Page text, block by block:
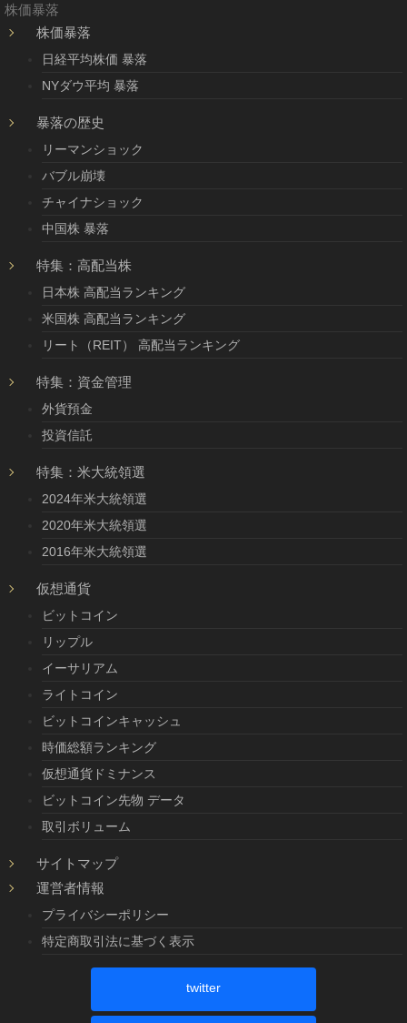
株価暴落
株価暴落
日経平均株価 暴落
NYダウ平均 暴落
暴落の歴史
リーマンショック
バブル崩壊
チャイナショック
中国株 暴落
特集：高配当株
日本株 高配当ランキング
米国株 高配当ランキング
リート（REIT） 高配当ランキング
特集：資金管理
外貨預金
投資信託
特集：米大統領選
2024年米大統領選
2020年米大統領選
2016年米大統領選
仮想通貨
ビットコイン
リップル
イーサリアム
ライトコイン
ビットコインキャッシュ
時価総額ランキング
仮想通貨ドミナンス
ビットコイン先物 データ
取引ボリューム
サイトマップ
運営者情報
プライバシーポリシー
特定商取引法に基づく表示
twitter